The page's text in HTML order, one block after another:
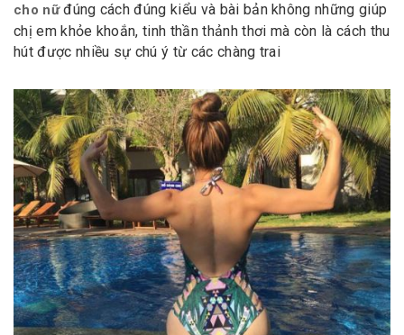
cho nữđúng cách đúng kiểu và bài bản không những giúp
chị em khỏe khoắn, tinh thần thảnh thơi mà còn là cách thu
hút được nhiều sự chú ý từ các chàng trai